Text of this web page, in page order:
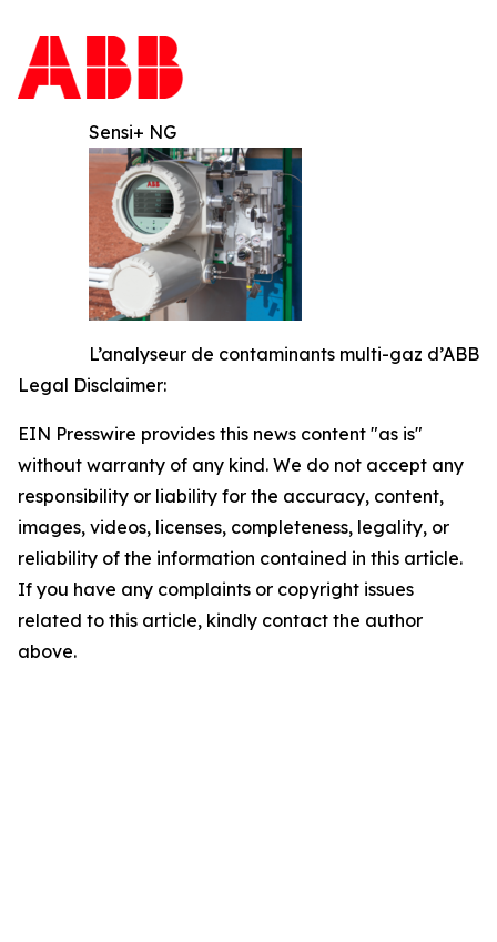
Sensi+ NG
L’analyseur de contaminants multi-gaz d’ABB
Legal Disclaimer:
EIN Presswire provides this news content "as is"
without warranty of any kind. We do not accept any
responsibility or liability for the accuracy, content,
images, videos, licenses, completeness, legality, or
reliability of the information contained in this article.
If you have any complaints or copyright issues
related to this article, kindly contact the author
above.